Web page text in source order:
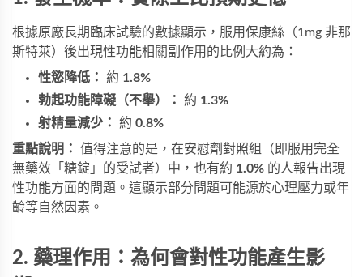
根據原廠長期臨床試驗的數據顯示，服用保康絲（1mg 非那
斯特萊）後出現性功能相關副作用的比例大約為：
性慾降低：
約 1.8%
勃起功能障礙（不舉）：
約 1.3%
射精量減少：
約 0.8%
重點說明：
值得注意的是，在安慰劑對照組（即服用完全
無藥效「糖錠」的受試者）中，也有約 1.0% 的人報告出現
性功能方面的問題。這顯示部分問題可能源於心理壓力或年
齡等自然因素。
2. 藥理作用：為何會對性功能產生影